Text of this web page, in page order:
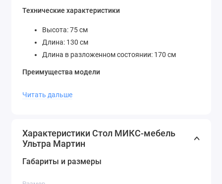
Технические характеристики
Высота: 75 см
Длина: 130 см
Длина в разложенном состоянии: 170 см
Преимущества модели
посадочных мест
Оптимальные размеры для комфортного
Основание из прочного материала гарантирует
Читать дальше
Характеристики Стол МИКС-мебель
Ультра Мартин
Габариты и размеры